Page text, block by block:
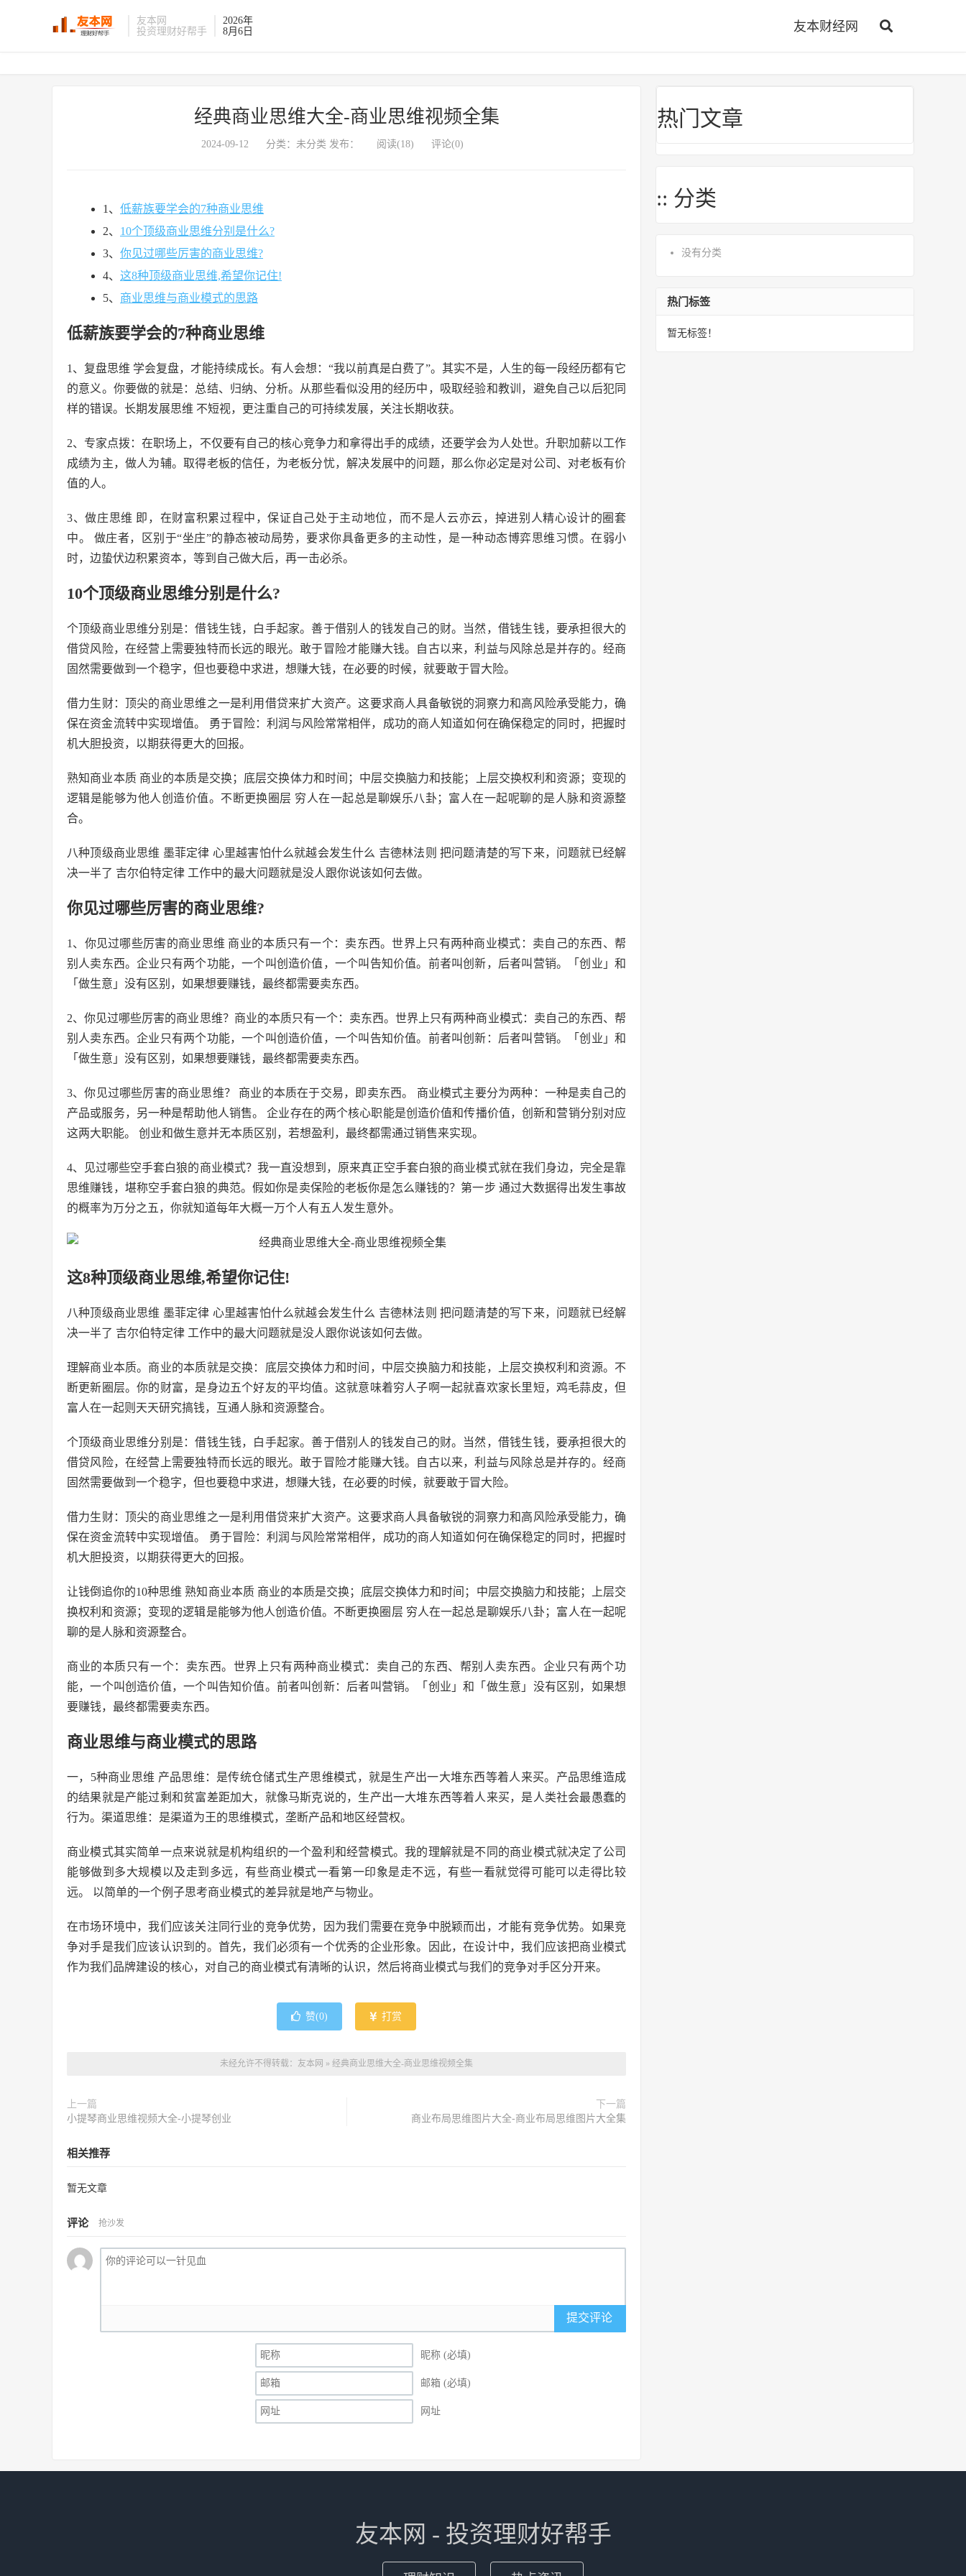
友本网
投资理财好帮手
2026年
8月6日
友本财经网
经典商业思维大全-商业思维视频全集
2024-09-12 分类：未分类 发布： 阅读(18) 评论(0)
1、 低薪族要学会的7种商业思维
2、 10个顶级商业思维分别是什么?
3、 你见过哪些厉害的商业思维?
4、 这8种顶级商业思维,希望你记住!
5、 商业思维与商业模式的思路
低薪族要学会的7种商业思维
1、复盘思维 学会复盘，才能持续成长。有人会想：“我以前真是白费了”。其实不是，人生的每一段经历都有它
的意义。你要做的就是：总结、归纳、分析。从那些看似没用的经历中，吸取经验和教训，避免自己以后犯同
样的错误。长期发展思维 不短视，更注重自己的可持续发展，关注长期收获。
2、专家点拨：在职场上，不仅要有自己的核心竞争力和拿得出手的成绩，还要学会为人处世。升职加薪以工作
成绩为主，做人为辅。取得老板的信任，为老板分忧，解决发展中的问题，那么你必定是对公司、对老板有价
值的人。
3、做庄思维 即，在财富积累过程中，保证自己处于主动地位，而不是人云亦云，掉进别人精心设计的圈套
中。 做庄者，区别于“坐庄”的静态被动局势，要求你具备更多的主动性，是一种动态博弈思维习惯。在弱小
时，边蛰伏边积累资本，等到自己做大后，再一击必杀。
10个顶级商业思维分别是什么?
个顶级商业思维分别是：借钱生钱，白手起家。善于借别人的钱发自己的财。当然，借钱生钱，要承担很大的
借贷风险，在经营上需要独特而长远的眼光。敢于冒险才能赚大钱。自古以来，利益与风除总是并存的。经商
固然需要做到一个稳字，但也要稳中求进，想赚大钱，在必要的时候，就要敢于冒大险。
借力生财：顶尖的商业思维之一是利用借贷来扩大资产。这要求商人具备敏锐的洞察力和高风险承受能力，确
保在资金流转中实现增值。 勇于冒险：利润与风险常常相伴，成功的商人知道如何在确保稳定的同时，把握时
机大胆投资，以期获得更大的回报。
熟知商业本质 商业的本质是交换；底层交换体力和时间；中层交换脑力和技能；上层交换权利和资源；变现的
逻辑是能够为他人创造价值。不断更换圈层 穷人在一起总是聊娱乐八卦；富人在一起呢聊的是人脉和资源整
合。
八种顶级商业思维 墨菲定律 心里越害怕什么就越会发生什么 吉德林法则 把问题清楚的写下来，问题就已经解
决一半了 吉尔伯特定律 工作中的最大问题就是没人跟你说该如何去做。
你见过哪些厉害的商业思维?
1、你见过哪些厉害的商业思维 商业的本质只有一个：卖东西。世界上只有两种商业模式：卖自己的东西、帮
别人卖东西。企业只有两个功能，一个叫创造价值，一个叫告知价值。前者叫创新，后者叫营销。「创业」和
「做生意」没有区别，如果想要赚钱，最终都需要卖东西。
2、你见过哪些厉害的商业思维？商业的本质只有一个：卖东西。世界上只有两种商业模式：卖自己的东西、帮
别人卖东西。企业只有两个功能，一个叫创造价值，一个叫告知价值。前者叫创新：后者叫营销。「创业」和
「做生意」没有区别，如果想要赚钱，最终都需要卖东西。
3、你见过哪些厉害的商业思维？ 商业的本质在于交易，即卖东西。 商业模式主要分为两种：一种是卖自己的
产品或服务，另一种是帮助他人销售。 企业存在的两个核心职能是创造价值和传播价值，创新和营销分别对应
这两大职能。 创业和做生意并无本质区别，若想盈利，最终都需通过销售来实现。
4、见过哪些空手套白狼的商业模式？我一直没想到，原来真正空手套白狼的商业模式就在我们身边，完全是靠
思维赚钱，堪称空手套白狼的典范。假如你是卖保险的老板你是怎么赚钱的？第一步 通过大数据得出发生事故
的概率为万分之五，你就知道每年大概一万个人有五人发生意外。
这8种顶级商业思维,希望你记住!
八种顶级商业思维 墨菲定律 心里越害怕什么就越会发生什么 吉德林法则 把问题清楚的写下来，问题就已经解
决一半了 吉尔伯特定律 工作中的最大问题就是没人跟你说该如何去做。
理解商业本质。商业的本质就是交换：底层交换体力和时间，中层交换脑力和技能，上层交换权利和资源。不
断更新圈层。你的财富，是身边五个好友的平均值。这就意味着穷人子啊一起就喜欢家长里短，鸡毛蒜皮，但
富人在一起则天天研究搞钱，互通人脉和资源整合。
个顶级商业思维分别是：借钱生钱，白手起家。善于借别人的钱发自己的财。当然，借钱生钱，要承担很大的
借贷风险，在经营上需要独特而长远的眼光。敢于冒险才能赚大钱。自古以来，利益与风除总是并存的。经商
固然需要做到一个稳字，但也要稳中求进，想赚大钱，在必要的时候，就要敢于冒大险。
借力生财：顶尖的商业思维之一是利用借贷来扩大资产。这要求商人具备敏锐的洞察力和高风险承受能力，确
保在资金流转中实现增值。 勇于冒险：利润与风险常常相伴，成功的商人知道如何在确保稳定的同时，把握时
机大胆投资，以期获得更大的回报。
让钱倒追你的10种思维 熟知商业本质 商业的本质是交换；底层交换体力和时间；中层交换脑力和技能；上层交
换权利和资源；变现的逻辑是能够为他人创造价值。不断更换圈层 穷人在一起总是聊娱乐八卦；富人在一起呢
聊的是人脉和资源整合。
商业的本质只有一个：卖东西。世界上只有两种商业模式：卖自己的东西、帮别人卖东西。企业只有两个功
能，一个叫创造价值，一个叫告知价值。前者叫创新：后者叫营销。「创业」和「做生意」没有区别，如果想
要赚钱，最终都需要卖东西。
商业思维与商业模式的思路
一，5种商业思维 产品思维：是传统仓储式生产思维模式，就是生产出一大堆东西等着人来买。产品思维造成
的结果就是产能过剩和贫富差距加大，就像马斯克说的，生产出一大堆东西等着人来买，是人类社会最愚蠢的
行为。渠道思维：是渠道为王的思维模式，垄断产品和地区经营权。
商业模式其实简单一点来说就是机构组织的一个盈利和经营模式。我的理解就是不同的商业模式就决定了公司
能够做到多大规模以及走到多远，有些商业模式一看第一印象是走不远，有些一看就觉得可能可以走得比较
远。 以简单的一个例子思考商业模式的差异就是地产与物业。
在市场环境中，我们应该关注同行业的竞争优势，因为我们需要在竞争中脱颖而出，才能有竞争优势。如果竞
争对手是我们应该认识到的。首先，我们必须有一个优秀的企业形象。因此，在设计中，我们应该把商业模式
作为我们品牌建设的核心，对自己的商业模式有清晰的认识，然后将商业模式与我们的竞争对手区分开来。
赞(0) 打赏
未经允许不得转载： 友本网 » 经典商业思维大全-商业思维视频全集
上一篇
小提琴商业思维视频大全-小提琴创业
下一篇
商业布局思维图片大全-商业布局思维图片大全集
相关推荐
暂无文章
评论 抢沙发
提交评论
昵称 (必填)
邮箱 (必填)
网址
热门文章
:: 分类
没有分类
热门标签
暂无标签！
友本网 - 投资理财好帮手